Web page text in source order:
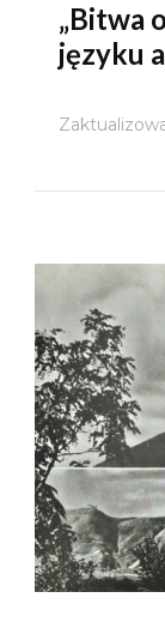
„Bitwa
języku